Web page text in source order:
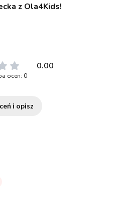
z Ola4Kids!
0.00
ocen: 0
i opisz